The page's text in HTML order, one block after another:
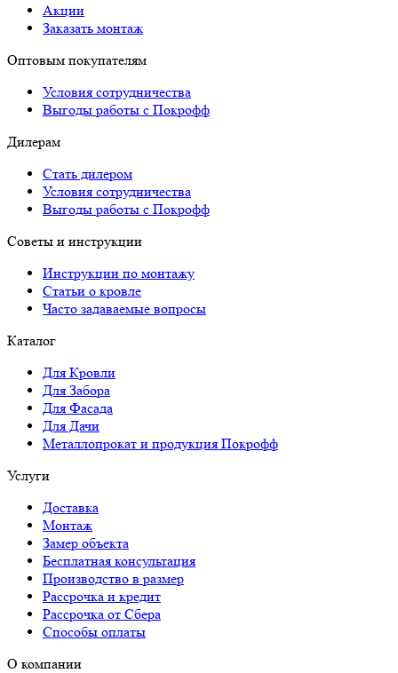
Акции
Заказать монтаж
Оптовым покупателям
Условия сотрудничества
Выгоды работы с Покрофф
Дилерам
Стать дилером
Условия сотрудничества
Выгоды работы с Покрофф
Советы и инструкции
Инструкции по монтажу
Статьи о кровле
Часто задаваемые вопросы
Каталог
Для Кровли
Для Забора
Для Фасада
Для Дачи
Металлопрокат и продукция Покрофф
Услуги
Доставка
Монтаж
Замер объекта
Бесплатная консультация
Производство в размер
Рассрочка и кредит
Рассрочка от Сбера
Способы оплаты
О компании